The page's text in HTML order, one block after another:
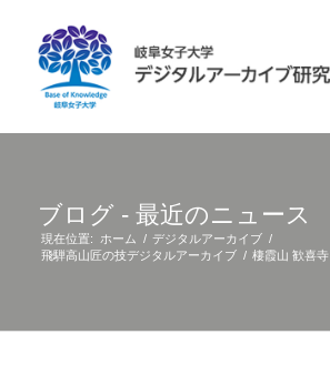
ブログ - 最近のニュース
現在位置: ホーム / デジタルアーカイブ /
飛騨高山匠の技デジタルアーカイブ / 棲霞山 歓喜寺